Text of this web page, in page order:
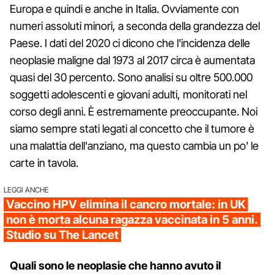
Europa e quindi e anche in Italia. Ovviamente con
numeri assoluti minori, a seconda della grandezza del
Paese. I dati del 2020 ci dicono che l'incidenza delle
neoplasie maligne dal 1973 al 2017 circa è aumentata
quasi del 30 percento. Sono analisi su oltre 500.000
soggetti adolescenti e giovani adulti, monitorati nel
corso degli anni. È estremamente preoccupante. Noi
siamo sempre stati legati al concetto che il tumore è
una malattia dell'anziano, ma questo cambia un po' le
carte in tavola.
LEGGI ANCHE
Vaccino HPV elimina il cancro mortale: in UK
non è morta alcuna ragazza vaccinata in 5 anni.
Studio su The Lancet
Quali sono le neoplasie che hanno avuto il